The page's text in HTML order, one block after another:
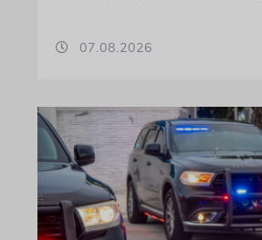
07.08.2026